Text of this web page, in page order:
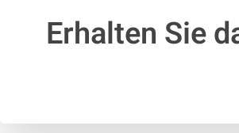
Erhalten Sie